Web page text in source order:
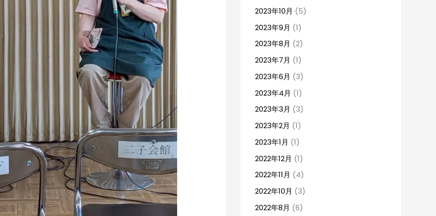
2023年10月 (5)
2023年9月 (1)
2023年8月 (2)
2023年7月 (1)
2023年6月 (3)
2023年4月 (1)
2023年3月 (3)
2023年2月 (1)
2023年1月 (1)
2022年12月 (1)
2022年11月 (4)
2022年10月 (3)
2022年8月 (6)